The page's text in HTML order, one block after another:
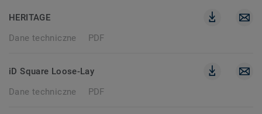
HERITAGE
Dane techniczne
PDF
iD Square Loose-Lay
Dane techniczne
PDF